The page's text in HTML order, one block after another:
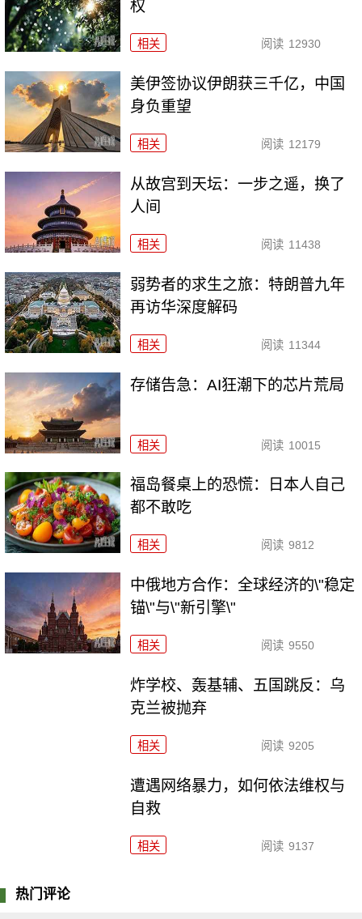
权
相关 阅读 12930
美伊签协议伊朗获三千亿，中国
身负重望
相关 阅读 12179
从故宫到天坛：一步之遥，换了
人间
相关 阅读 11438
弱势者的求生之旅：特朗普九年
再访华深度解码
相关 阅读 11344
存储告急：AI狂潮下的芯片荒局
相关 阅读 10015
福岛餐桌上的恐慌：日本人自己
都不敢吃
相关 阅读 9812
中俄地方合作：全球经济的\"稳定
锚\"与\"新引擎\"
相关 阅读 9550
炸学校、轰基辅、五国跳反：乌
克兰被抛弃
相关 阅读 9205
遭遇网络暴力，如何依法维权与
自救
相关 阅读 9137
热门评论